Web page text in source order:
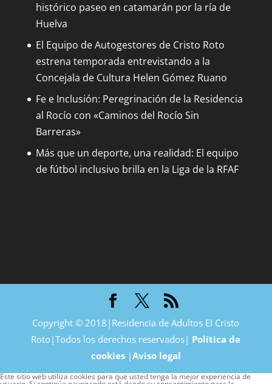
histórico paseo en catamarán por la ría de
Huelva
El Equipo de Autogestores de Cristo Roto
estrena temporada entrevistando a la
Concejala de Cultura Helen Gómez Ruano
Fe e Inclusión: Peregrinación de la Residencia
al Rocío con «Caminos del Rocío Sin
Barreras»
Más que un deporte, una realidad: El equipo
de fútbol inclusivo brilla en la Liga de la RFAF
Copyright © 2018|Residencia de Adultos El Cristo
Roto|Todos los derechos reservados| Política de
cookies|Aviso legal
Este sitio web utiliza cookies para que usted tenga la mejor experiencia de